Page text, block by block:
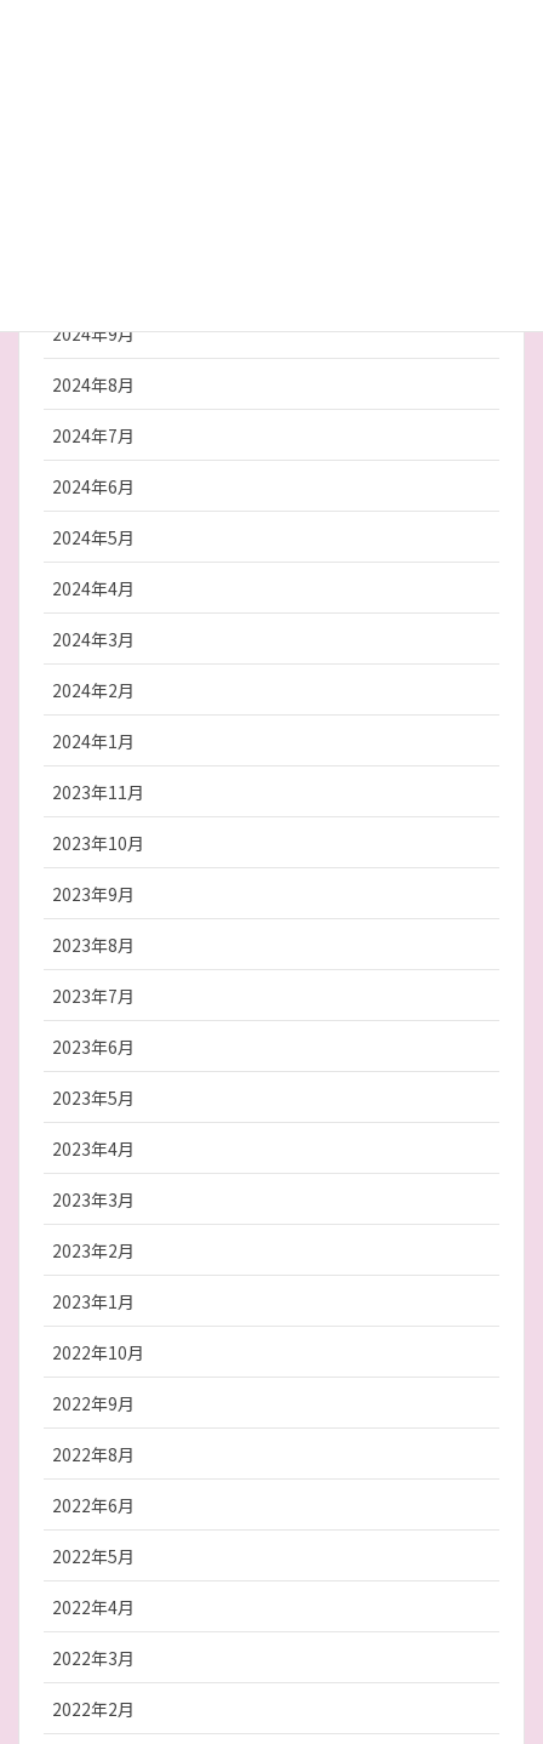
2024年9月
2024年8月
2024年7月
2024年6月
2024年5月
2024年4月
2024年3月
2024年2月
2024年1月
2023年11月
2023年10月
2023年9月
2023年8月
2023年7月
2023年6月
2023年5月
2023年4月
2023年3月
2023年2月
2023年1月
2022年10月
2022年9月
2022年8月
2022年6月
2022年5月
2022年4月
2022年3月
2022年2月